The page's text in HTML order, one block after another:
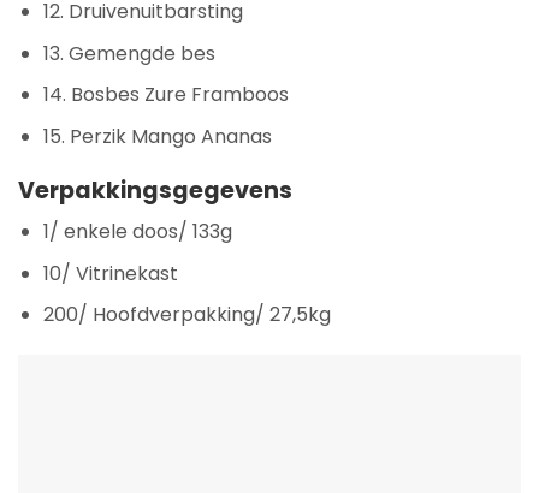
12. Druivenuitbarsting
13. Gemengde bes
14. Bosbes Zure Framboos
15. Perzik Mango Ananas
Verpakkingsgegevens
1/ enkele doos/ 133g
10/ Vitrinekast
200/ Hoofdverpakking/ 27,5kg